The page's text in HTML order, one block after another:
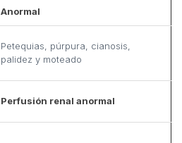
Anormal
Petequias, púrpura, cianosis,
palidez y moteado
Perfusión renal anormal